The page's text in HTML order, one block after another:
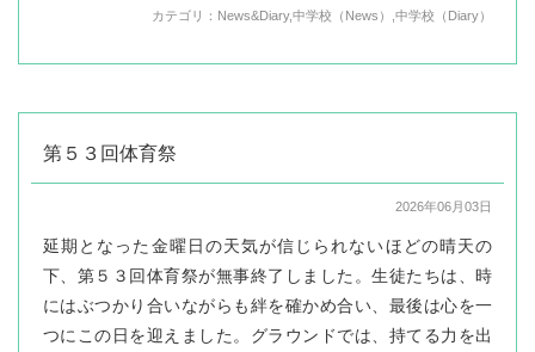
カテゴリ： News&Diary,中学校（News） 中学校（Diary）
第５３回体育祭
2026年06月03日
延期となった金曜日の天気が信じられないほどの晴天の
下、第５３回体育祭が無事終了しました。生徒たちは、時
にはぶつかり合いながらも絆を確かめ合い、最後は心を一
つにこの日を迎えました。グラウンドでは、持てる力を出